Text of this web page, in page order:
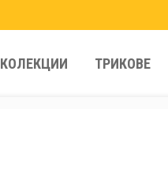
КОЛЕКЦИИ ТРИКОВЕ